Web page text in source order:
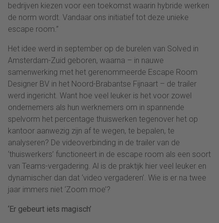
bedrijven kiezen voor een toekomst waarin hybride werken
de norm wordt. Vandaar ons initiatief tot deze unieke
escape room.”
Het idee werd in september op de burelen van Solved in
Amsterdam-Zuid geboren, waarna – in nauwe
samenwerking met het gerenommeerde Escape Room
Designer BV in het Noord-Brabantse Fijnaart – de trailer
werd ingericht. Want hoe veel leuker is het voor zowel
ondernemers als hun werknemers om in spannende
spelvorm het percentage thuiswerken tegenover het op
kantoor aanwezig zijn af te wegen, te bepalen, te
analyseren? De videoverbinding in de trailer van de
‘thuiswerkers’ functioneert in de escape room als een soort
van Teams-vergadering. Al is de praktijk hier veel leuker en
dynamischer dan dat ‘video vergaderen’. Wie is er na twee
jaar immers niet ‘Zoom moe’?
‘Er gebeurt iets magisch’